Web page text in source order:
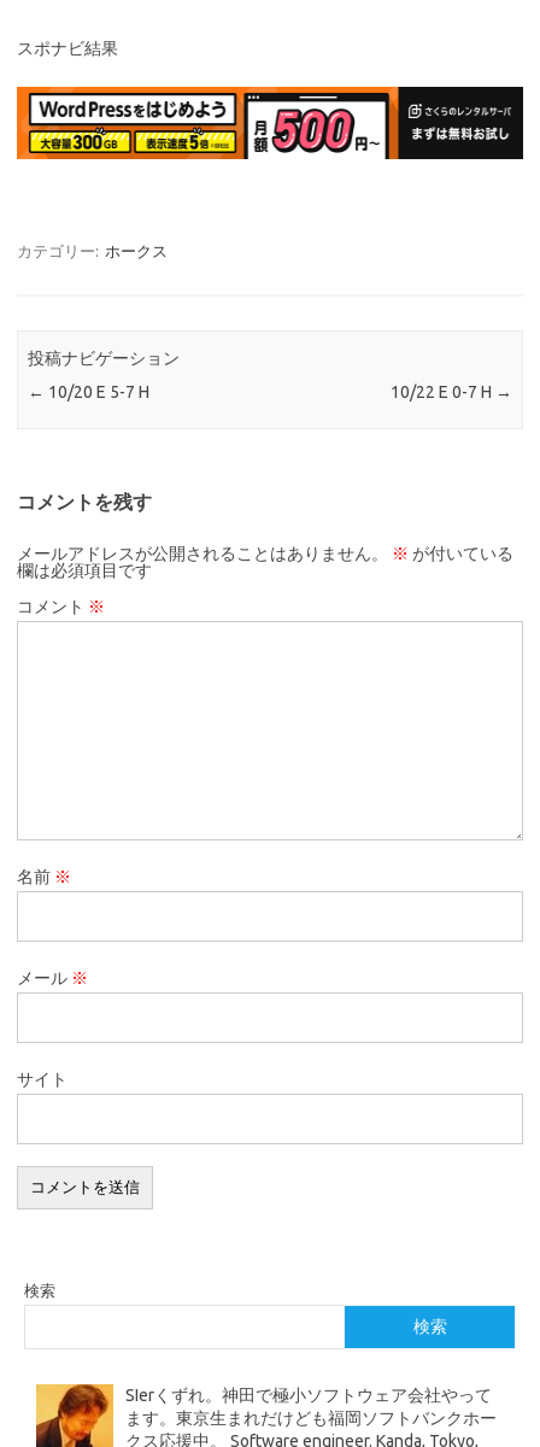
スポナビ結果
カテゴリー: ホークス
投稿ナビゲーション
← 10/20 E 5-7 H 10/22 E 0-7 H →
コメントを残す
メールアドレスが公開されることはありません。 ※ が付いている
欄は必須項目です
コメント ※
名前 ※
メール ※
サイト
検索
検索
SIerくずれ。神田で極小ソフトウェア会社やって
ます。東京生まれだけども福岡ソフトバンクホー
クス応援中。 Software engineer. Kanda, Tokyo,